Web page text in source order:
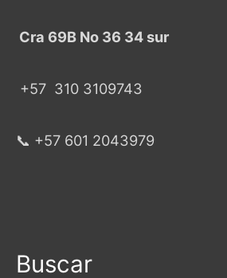
Cra 69B No 36 34 sur
+57 310 3109743
📞 +57 601 2043979
Buscar